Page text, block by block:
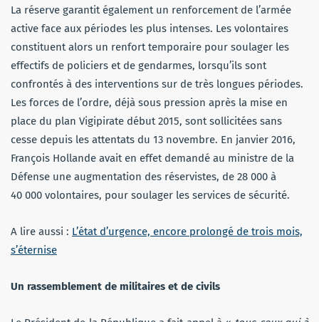
La réserve garantit également un renforcement de l’armée
active face aux périodes les plus intenses. Les volontaires
constituent alors un renfort temporaire pour soulager les
effectifs de policiers et de gendarmes, lorsqu’ils sont
confrontés à des interventions sur de très longues périodes.
Les forces de l’ordre, déjà sous pression après la mise en
place du plan Vigipirate début 2015, sont sollicitées sans
cesse depuis les attentats du 13 novembre. En janvier 2016,
François Hollande avait en effet demandé au ministre de la
Défense une augmentation des réservistes, de 28 000 à
40 000 volontaires, pour soulager les services de sécurité.
A lire aussi : L’état d’urgence, encore prolongé de trois mois,
s’éternise
Un rassemblement de militaires et de civils